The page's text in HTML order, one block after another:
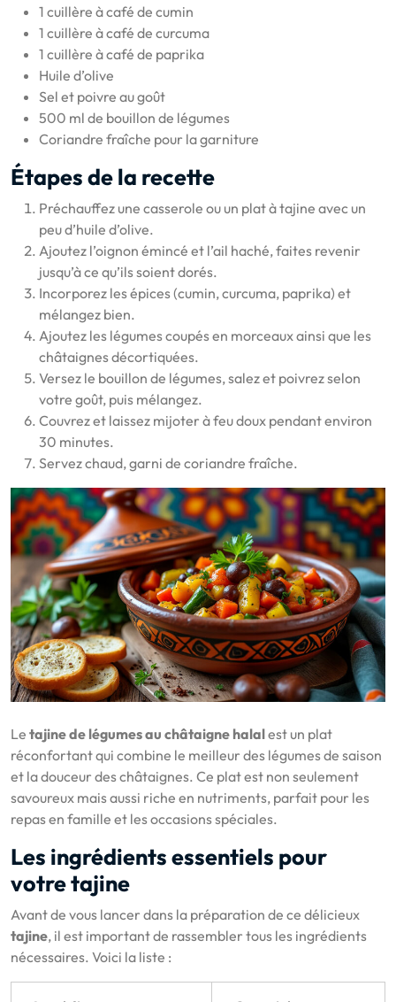
1 cuillère à café de cumin
1 cuillère à café de curcuma
1 cuillère à café de paprika
Huile d’olive
Sel et poivre au goût
500 ml de bouillon de légumes
Coriandre fraîche pour la garniture
Étapes de la recette
Préchauffez une casserole ou un plat à tajine avec un
peu d’huile d’olive.
Ajoutez l’oignon émincé et l’ail haché, faites revenir
jusqu’à ce qu’ils soient dorés.
Incorporez les épices (cumin, curcuma, paprika) et
mélangez bien.
Ajoutez les légumes coupés en morceaux ainsi que les
châtaignes décortiquées.
Versez le bouillon de légumes, salez et poivrez selon
votre goût, puis mélangez.
Couvrez et laissez mijoter à feu doux pendant environ
30 minutes.
Servez chaud, garni de coriandre fraîche.
Le tajine de légumes au châtaigne halalest un plat
réconfortant qui combine le meilleur des légumes de saison
et la douceur des châtaignes. Ce plat est non seulement
savoureux mais aussi riche en nutriments, parfait pour les
repas en famille et les occasions spéciales.
Les ingrédients essentiels pour
votre tajine
Avant de vous lancer dans la préparation de ce délicieux
tajine, il est important de rassembler tous les ingrédients
nécessaires. Voici la liste :